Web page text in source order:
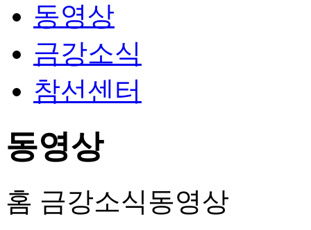
동영상
금강소식
참선센터
동영상
홈 금강소식동영상